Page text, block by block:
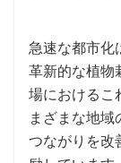
急速な都市化
革新的な植物
場におけるこ
まざまな地
つながりを改